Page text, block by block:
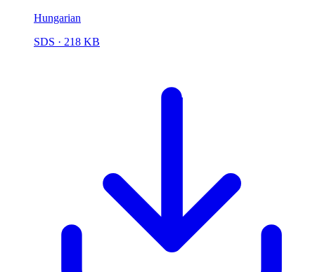
Hungarian
SDS · 218 KB